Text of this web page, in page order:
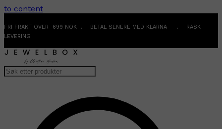
to content
FRI FRAKT OVER 699 NOK . BETAL SENERE MED KLARNA . RASK
LEVERING